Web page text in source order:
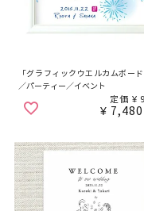
「グラフィックウエルカムボー
／パーティー／イベント
定価 ¥
¥ 7,480